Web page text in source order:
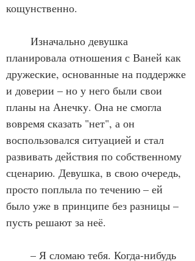
кощунственно.
планировала отношения с Ваней как
дружеские, основанные на поддержке
и доверии – но у него были свои
планы на Анечку. Она не смогла
вовремя сказать "нет", а он
воспользовался ситуацией и стал
развивать действия по собственному
сценарию. Девушка, в свою очередь,
просто поплыла по течению – ей
было уже в принципе без разницы –
пусть решают за неё.